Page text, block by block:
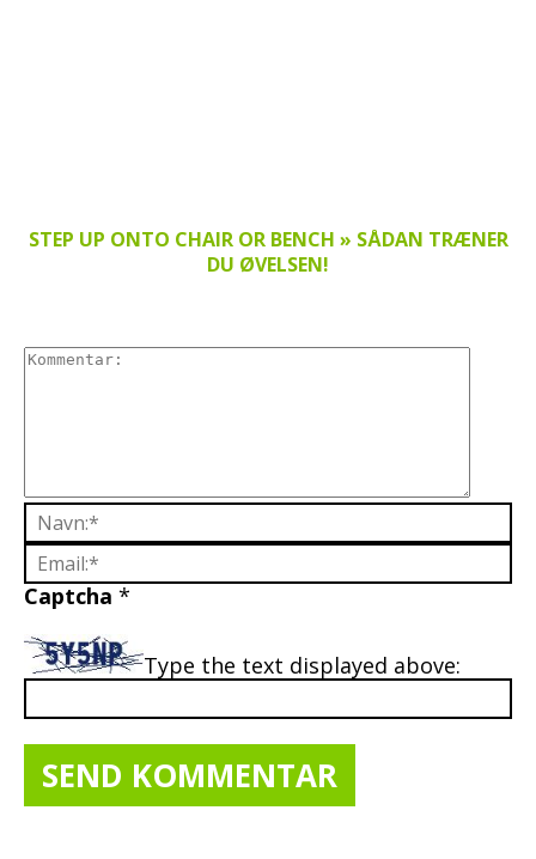
STEP UP ONTO CHAIR OR BENCH » SÅDAN TRÆNER
DU ØVELSEN!
Captcha *
Type the text displayed above: